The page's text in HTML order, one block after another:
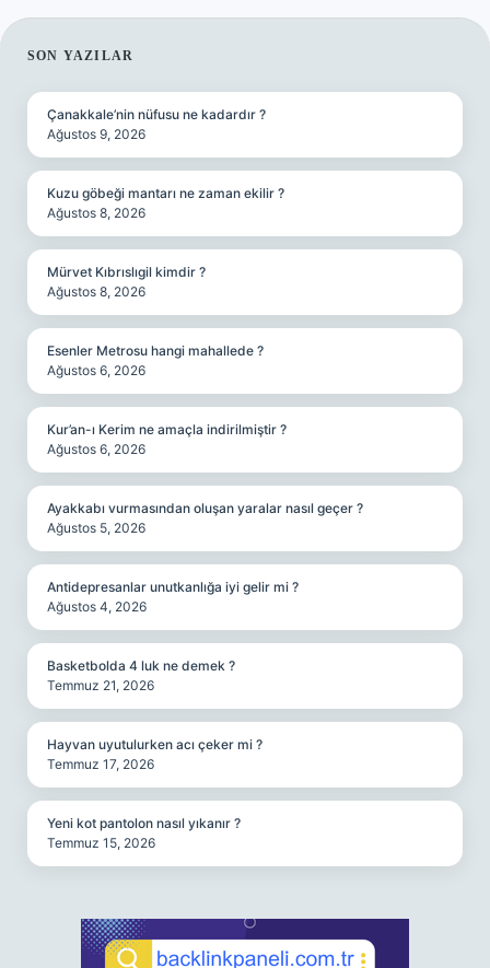
SIDEBAR
SON YAZILAR
Çanakkale’nin nüfusu ne kadardır ?
Ağustos 9, 2026
Kuzu göbeği mantarı ne zaman ekilir ?
Ağustos 8, 2026
Mürvet Kıbrıslıgil kimdir ?
Ağustos 8, 2026
Esenler Metrosu hangi mahallede ?
Ağustos 6, 2026
Kur’an-ı Kerim ne amaçla indirilmiştir ?
Ağustos 6, 2026
Ayakkabı vurmasından oluşan yaralar nasıl geçer ?
Ağustos 5, 2026
Antidepresanlar unutkanlığa iyi gelir mi ?
Ağustos 4, 2026
Basketbolda 4 luk ne demek ?
Temmuz 21, 2026
Hayvan uyutulurken acı çeker mi ?
Temmuz 17, 2026
Yeni kot pantolon nasıl yıkanır ?
Temmuz 15, 2026